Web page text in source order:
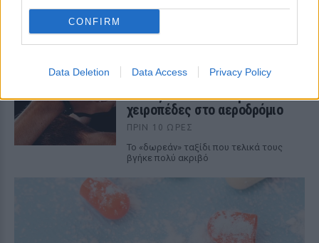
CONFIRM
Data Deletion Data Access Privacy Policy
ΠΡΙΝ 10 ΏΡΕΣ
Ένα αρχιτεκτονικό θαύμα κρυμμένο
Το κόλπο τους αποκαλύφθηκε
λίγο πριν φύγουν από το νησί ‑
Το ταξίδι τελείωσε με
χειροπέδες στο αεροδρόμιο
ΠΡΙΝ 10 ΏΡΕΣ
Το «δωρεάν» ταξίδι που τελικά τους
βγήκε πολύ ακριβό